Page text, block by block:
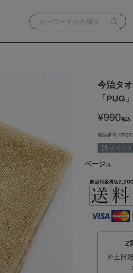
今治タ
「PUG」
¥990税込
商品番号 HT-
[ 9 ポイン
ベージュ
2
※土日